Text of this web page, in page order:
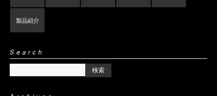
製品紹介
Search